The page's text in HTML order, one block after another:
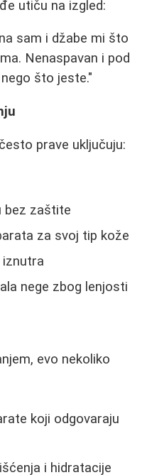
utiču na izgled:
sam i džabe mi što
Nenaspavan i pod
što jeste."
prave uključuju:
bez zaštite
za svoj tip kože
iznutra
nege zbog lenjosti
evo nekoliko
koji odgovaraju
i hidratacije